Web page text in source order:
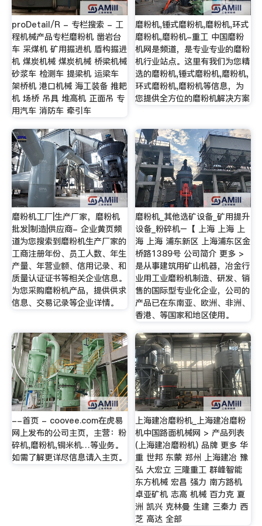
proDetail/R - 专栏搜索 - 工
程机械产品专栏磨粉机 凿岩台
车 采煤机 矿用掘进机 盾构掘进
机 煤炭机械 煤炭机械 桥梁机械
砂浆车 检测车 提梁机 运梁车
架桥机 港口机械 海工装备 推耙
机 场桥 吊具 堆高机 正面吊 专
用汽车 消防车 牵引车
磨粉机,锤式磨粉机,磨粉机,环式
磨粉机,磨粉机-重工 中国磨粉
机网是频道，是专业专业的磨粉
机行业站点。这里有我们为您精
选的磨粉机,锤式磨粉机,磨粉机,
环式磨粉机,磨粉机等信息，为
您提供全方位的磨粉机解决方案
磨粉机工厂|生产厂家，磨粉机
批发|制造|供应商- 企业黄页频
道为您搜索到磨粉机生产厂家的
工商注册年份、员工人数、年生
产量、年营业额、信用记录、和
质量认证证书等相关企业信息。
为您采购磨粉机产品，提供供求
信息、交易记录等企业详情。
磨粉机_其他选矿设备_矿用提升
设备_粉碎机–【 上海 上海 上
海 上海 浦东新区 上海浦东区金
桥路1389号 公司简介 更多 >
是从事建筑用矿山机器，冶金行
业用工业磨粉机制造、研发、销
售的国际型专业化企业，公司的
产品已在东南亚、欧洲、非洲、
香港、等国家和地区使用。
--首页 - coovee.com在虎易
网上发布的公司主页，主营：粉
碎机,磨粉机,铜米机…等业务。
如需了解更详尽信息请入主页。
上海建冶磨粉机_上海建冶磨粉
机中国路面机械网 > 产品列表
(上海建冶磨粉机) 品牌 更多 华
重 世邦 东蒙 郑州 上海建冶 豫
弘 大宏立 三隆重工 群峰智能
东方机械 宏昌 强力 南方路机
卓亚矿机 志高 机械 百力克 夏
洲 凯兴 克林曼 生建 三秦力 西
芝 高达 全部